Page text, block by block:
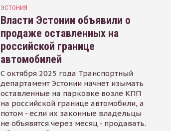
ЭСТОНИЯ
Власти Эстонии объявили о
продаже оставленных на
российской границе
автомобилей
С октября 2025 года Транспортный
департамент Эстонии начнет изымать
оставленные на парковке возле КПП
на российской границе автомобили, а
потом - если их законные владельцы
не объявятся через месяц - продавать.